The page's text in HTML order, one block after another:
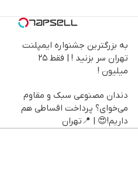
به بزرگترین جشنواره ایمپلنت
تهران سر بزنید ! | فقط ۲۵
میلیون !
دندان مصنوعی سبک و مقاوم
می‌خوای؟ پرداخت اقساطی هم
داریم!😍 | 📍تهران